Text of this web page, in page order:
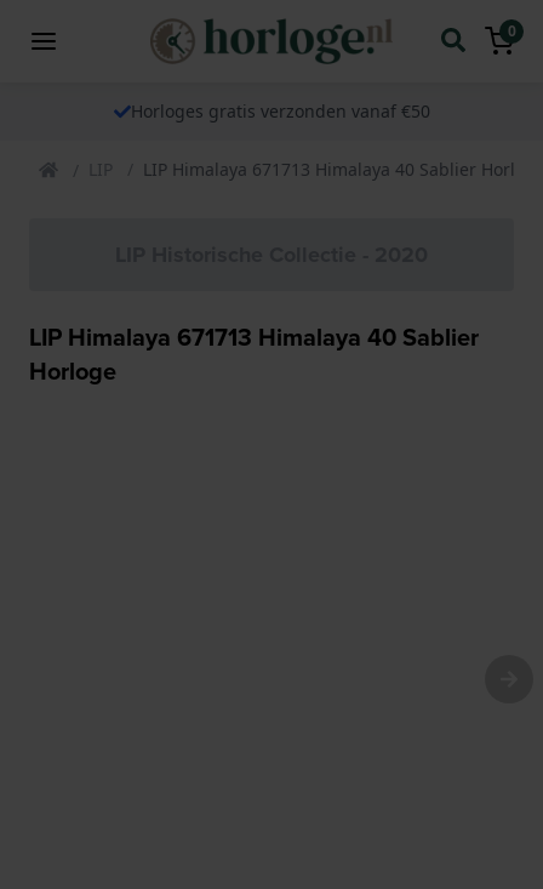
0
Horloges gratis verzonden vanaf €50
LIP LIP Himalaya 671713 Himalaya 40 Sablier
LIP Himalaya 671713 Himalaya 40 Sablier
Horloge